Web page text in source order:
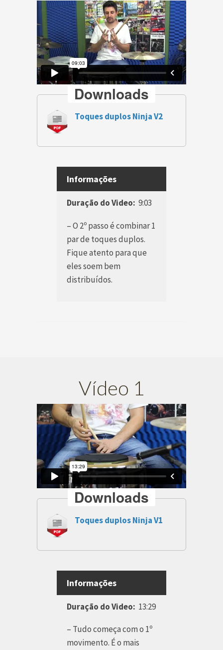
Downloads
Toques duplos Ninja V2
Informações
Duração do Video: 9:03
– O 2º passo é combinar 1
par de toques duplos.
Fique atento para que
eles soem bem
distribuídos.
Vídeo 1
Downloads
Toques duplos Ninja V1
Informações
Duração do Video: 13:29
– Tudo começa com o 1º
movimento. É o mais